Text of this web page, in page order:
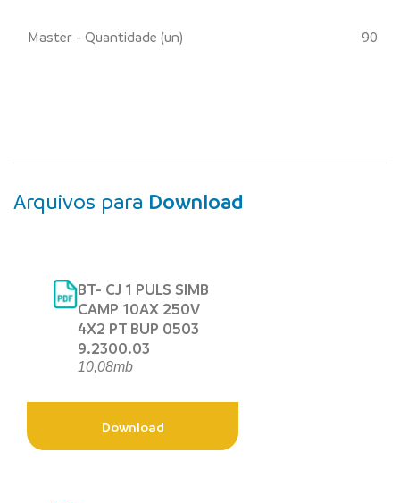
Master - Quantidade (un) 90
Arquivos para Download
BT- CJ 1 PULS SIMB
CAMP 10AX 250V
4X2 PT BUP 0503
9.2300.03
10,08mb
Download